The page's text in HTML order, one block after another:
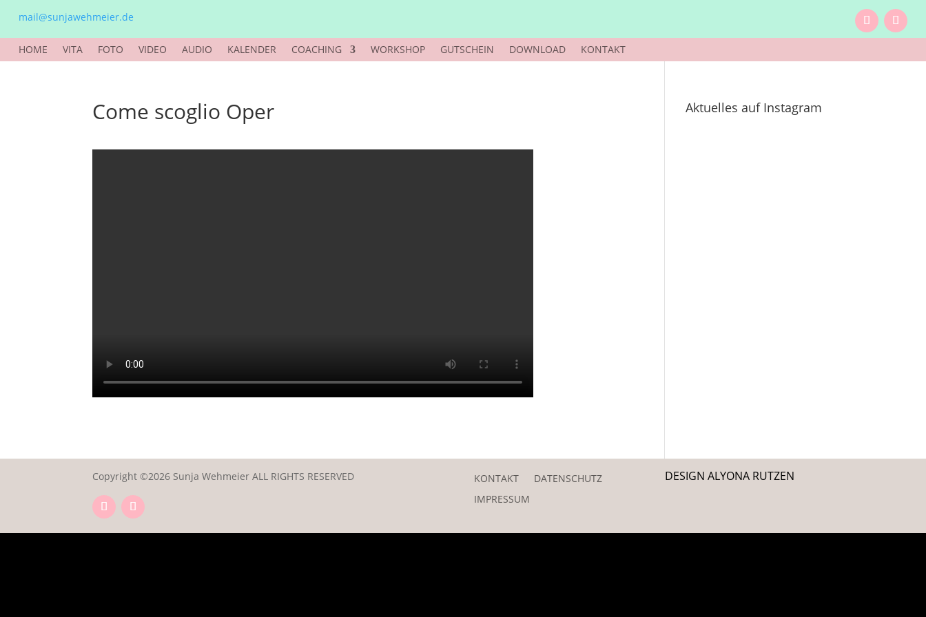
mail@sunjawehmeier.de
HOME VITA FOTO VIDEO AUDIO KALENDER COACHING WORKSHOP GUTSCHEIN DOWNLOAD KONTAKT
Come scoglio Oper Aktuelles auf Instagram
Copyright ©2026 Sunja Wehmeier ALL RIGHTS RESERVED KONTAKT
DATENSCHUTZ
IMPRESSUM
DESIGN ALYONA RUTZEN